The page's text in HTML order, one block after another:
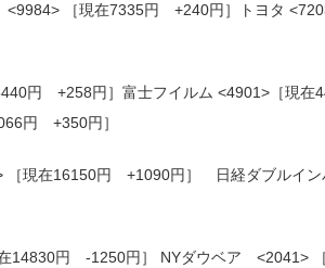
<9984> ［現在7335円 +240円］トヨタ
円 +258円］富士フイルム <4901>［現在
円 +350円］
［現在16150円 +1090円］ 日経ダブルイン
14830円 -1250円］ NYダウベア <2041>